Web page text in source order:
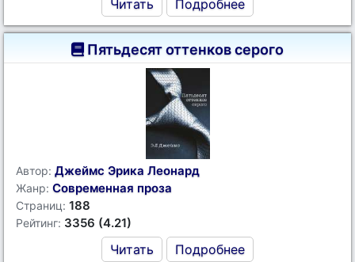
Читать Подробнее
Пятьдесят оттенков серого
Автор: Джеймс Эрика Леонард
Жанр: Современная проза
Страниц: 188
Рейтинг: 3356 (4.21)
Читать Подробнее